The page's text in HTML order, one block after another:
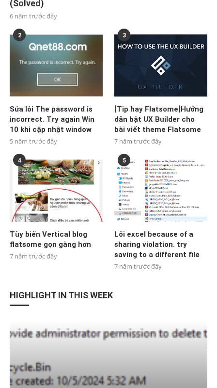
(Solved)
6 năm trước đây
2
Sửa lỗi The password is
incorrect. Try again Win
10 khi cập nhật window
5 năm trước đây
3
[Tip hay Flatsome]Hướng
dẫn bật UX Builder cho
bài viết theme Flatsome
7 năm trước đây
4
Tùy biến Vertical blog
flatsome gọn gàng hơn
7 năm trước đây
5
Lỗi excel because of a
sharing violation. try
saving to a different file
7 năm trước đây
HIGHLIGHT IN THIS WEEK